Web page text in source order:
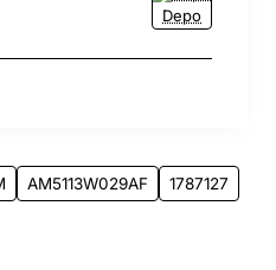
Depo
AM5113W029AF 1787127